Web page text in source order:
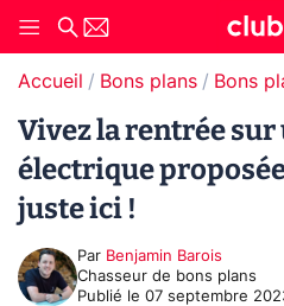
Accueil Bons plans Bons
Vivez la rentrée
électrique
juste ici !
Par Benjamin Barois
Chasseur de bons plans
Publié le 07 septembre